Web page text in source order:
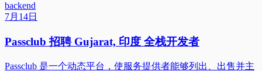
backend
7月14日
Passclub 招聘 Gujarat, 印度 全栈开发者
Passclub 是一个动态平台，使服务提供者能够列出、出售并主